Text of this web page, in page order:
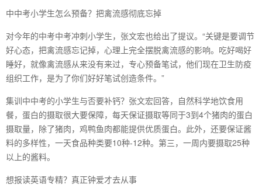
中中考小学生怎么预备？把禽流感彻底忘掉
对今年的中考中考冲刺小学生，张文宏也给出了提议。“关键是要调节
好心态，把禽流感忘记掉，心理上完全摆脱禽流感的影响。吃好喝好
睡好，就像禽流感从来没有来过，专心预备笔试，他们现在卫生防疫
组织工作，是为了你们好好笔试创造条件。”
集训中中考的小学生与否要补钙？张文宏回答，自然科学地饮食用
餐，蛋白的摄取很大要保障，每天保证摄取等同于3到4个猪肉的蛋白
摄取量，除了猪肉，鸡鸭鱼肉都能提供优质蛋白。此外，还要保证酱
料的多样性，一天食品种类要10种-12种。第三，一周内要摄取25种
以上的酱料。
想报读英语专精？真正钟爱才去从事